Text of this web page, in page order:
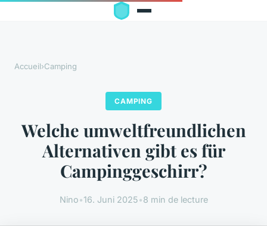
Accueil›Camping
CAMPING
Welche umweltfreundlichen
Alternativen gibt es für
Campinggeschirr?
Nino•16. Juni 2025•8 min de lecture